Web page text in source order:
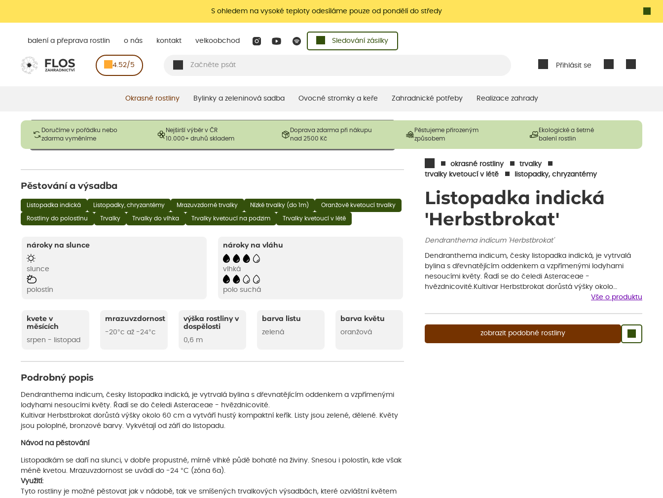
S ohledem na vysoké teploty odesíláme pouze od pondělí do středy
Přihlásit se
balení a přeprava rostlin o nás kontakt velkoobchod Sledování zásilky
4.52/5
Okrasné rostliny Bylinky a zeleninová sadba Ovocné stromky a keře Zahradnické potřeby Realizace zahrady
Doručíme v pořádku nebo
zdarma vyměníme
Nejširší výběr v ČR
10.000+ druhů skladem
Doprava zdarma při nákupu
nad 2500 Kč
Pěstujeme přirozeným
způsobem
Ekologické a šetrné
balení rostlin
okrasné rostliny
trvalky
trvalky kvetoucí v létě
listopadky, chryzantémy
Listopadka indická
'Herbstbrokat'
Dendranthema indicum 'Herbstbrokat'
Dendranthema indicum, česky listopadka indická, je vytrvalá
bylina s dřevnatějícím oddenkem a vzpřímenými lodyhami
nesoucími květy. Řadí se do čeledi Asteraceae -
hvězdnicovité.Kultivar Herbstbrokat dorůstá výšky okolo…
Vše o produktu
zobrazit podobné rostliny
Obrázky slouží pouze pro ilustrační účely a mají reprezentovat prodávané produkty. V závislosti na sezónnosti mohou být
opadavé rostliny dodávány v dormantním stavu a bez listů. Rostliny mohou být také sestřiženy níže, než je uvedená
Pěstování a výsadba
Listopadka indická Listopadky, chryzantémy Mrazuvzdorné trvalky Nízké trvalky (do 1m) Oranžově kvetoucí trvalky
Rostliny do polostínu Trvalky Trvalky do vlhka Trvalky kvetoucí na podzim Trvalky kvetoucí v létě
nároky na slunce
slunce
polostín
nároky na vláhu
vlhká
polo suchá
kvete v
měsících
srpen - listopad
mrazuvzdornost
-20°c až -24°c
výška rostliny v
dospělosti
0,6 m
barva listu
zelená
barva květu
oranžová
Podrobný popis
Dendranthema indicum, česky listopadka indická, je vytrvalá bylina s dřevnatějícím oddenkem a vzpřímenými
lodyhami nesoucími květy. Řadí se do čeledi Asteraceae - hvězdnicovité.
Kultivar Herbstbrokat dorůstá výšky okolo 60 cm a vytváří hustý kompaktní keřík. Listy jsou zelené, dělené. Květy
jsou poloplné, bronzové barvy. Vykvétají od září do listopadu.
Návod na pěstování
Listopadkám se daří na slunci, v dobře propustné, mírně vlhké půdě bohaté na živiny. Snesou i polostín, kde však
méně kvetou. Mrazuvzdornost se uvádí do -24 °C (zóna 6a).
Využití:
Tyto rostliny je možné pěstovat jak v nádobě, tak ve smíšených trvalkových výsadbách, které ozvláštní květem